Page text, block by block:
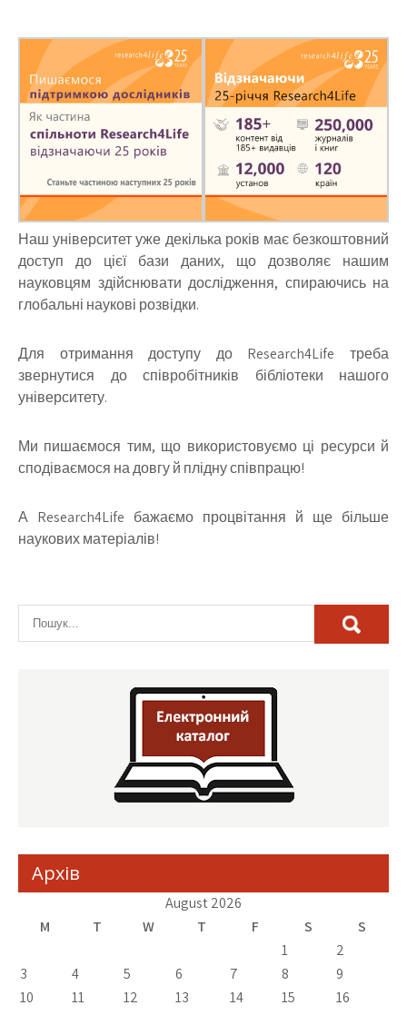
Наш університет уже декілька років має безкоштовний
доступ до цієї бази даних, що дозволяє нашим
науковцям здійснювати дослідження, спираючись на
глобальні наукові розвідки.
Для отримання доступу до Research4Life треба
звернутися до співробітників бібліотеки нашого
університету.
Ми пишаємося тим, що використовуємо ці ресурси й
сподіваємося на довгу й плідну співпрацю!
А Research4Life бажаємо процвітання й ще більше
наукових матеріалів!
Архів
August 2026
M
T W T F S
S
1
2
3
4 5 6 7 8
9
10
11 12 13 14 15
16